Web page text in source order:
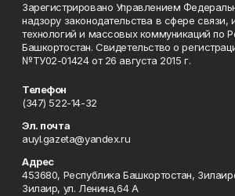
Зарегистрировано Управлением
надзору законодательства в сфере связи,
технологий и массовых коммуникаций по
Башкортостан. Свидетельство о
№ТУ02-01424 от 26 августа 2015 г.
Телефон
(347) 522-14-32
Эл. почта
auyl.gazeta@yandex.ru
Адрес
453680, Республика Башкортостан,
Зилаир, ул. Ленина,64 А